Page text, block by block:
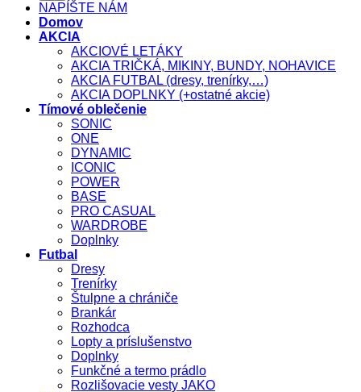
NAPÍŠTE NÁM
Domov
AKCIA
AKCIOVÉ LETÁKY
AKCIA TRIČKÁ, MIKINY, BUNDY, NOHAVICE
AKCIA FUTBAL (dresy, trenírky,…)
AKCIA DOPLNKY (+ostatné akcie)
Tímové oblečenie
SONIC
ONE
DYNAMIC
ICONIC
POWER
BASE
PRO CASUAL
WARDROBE
Doplnky
Futbal
Dresy
Trenírky
Štulpne a chrániče
Brankár
Rozhodca
Lopty a príslušenstvo
Doplnky
Funkčné a termo prádlo
Rozlišovacie vesty JAKO